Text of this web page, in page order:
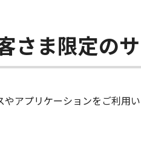
さま限定の
アプリケーションをご利用い